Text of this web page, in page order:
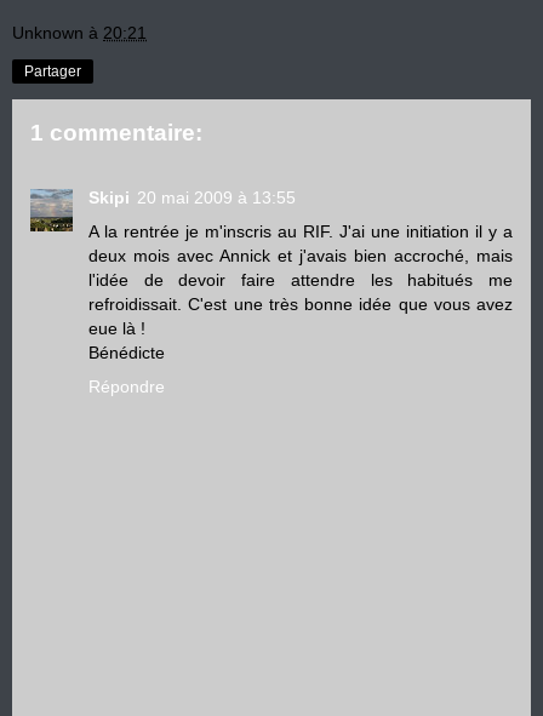
Unknown à 20:21
Partager
1 commentaire:
Skipi 20 mai 2009 à 13:55
A la rentrée je m'inscris au RIF. J'ai une initiation il y a
deux mois avec Annick et j'avais bien accroché, mais
l'idée de devoir faire attendre les habitués me
refroidissait. C'est une très bonne idée que vous avez
eue là !
Bénédicte
Répondre